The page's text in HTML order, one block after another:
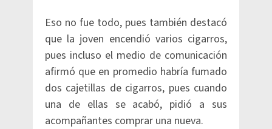
Eso no fue todo, pues también destacó
que la joven encendió varios cigarros,
pues incluso el medio de comunicación
afirmó que en promedio habría fumado
dos cajetillas de cigarros, pues cuando
una de ellas se acabó, pidió a sus
acompañantes comprar una nueva.